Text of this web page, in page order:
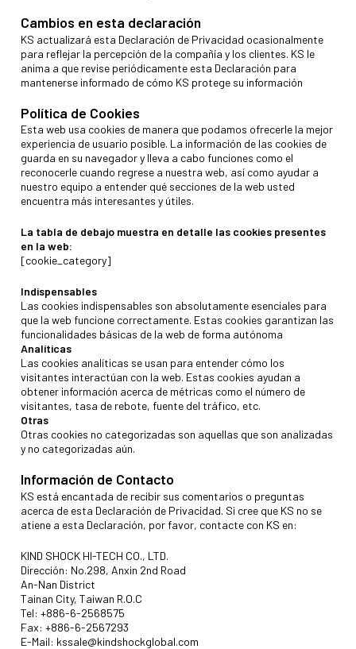
Cambios en esta declaración
KS actualizará esta Declaración de Privacidad ocasionalmente
para reflejar la percepción de la compañía y los clientes. KS le
anima a que revise periódicamente esta Declaración para
mantenerse informado de cómo KS protege su información
Política de Cookies
Esta web usa cookies de manera que podamos ofrecerle la mejor
experiencia de usuario posible. La información de las cookies de
guarda en su navegador y lleva a cabo funciones como el
reconocerle cuando regrese a nuestra web, así como ayudar a
nuestro equipo a entender qué secciones de la web usted
encuentra más interesantes y útiles.
La tabla de debajo muestra en detalle las cookies presentes
en la web:
[cookie_category]
Indispensables
Las cookies indispensables son absolutamente esenciales para
que la web funcione correctamente. Estas cookies garantizan las
funcionalidades básicas de la web de forma autónoma
Analíticas
Las cookies analíticas se usan para entender cómo los
visitantes interactúan con la web. Estas cookies ayudan a
obtener información acerca de métricas como el número de
visitantes, tasa de rebote, fuente del tráfico, etc.
Otras
Otras cookies no categorizadas son aquellas que son analizadas
y no categorizadas aún.
Información de Contacto
KS está encantada de recibir sus comentarios o preguntas
acerca de esta Declaración de Privacidad. Si cree que KS no se
atiene a esta Declaración, por favor, contacte con KS en:
KIND SHOCK HI-TECH CO., LTD.
Dirección: No.298, Anxin 2nd Road
An-Nan District
Tainan City, Taiwan R.O.C
Tel: +886-6-2568575
Fax: +886-6-2567293
E-Mail: kssale@kindshockglobal.com